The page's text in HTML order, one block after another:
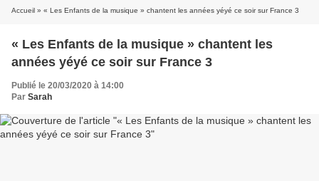
Accueil » « Les Enfants de la musique » chantent les années yéyé ce soir sur France 3
« Les Enfants de la musique » chantent les
années yéyé ce soir sur France 3
Publié le 20/03/2020 à 14:00
Par Sarah